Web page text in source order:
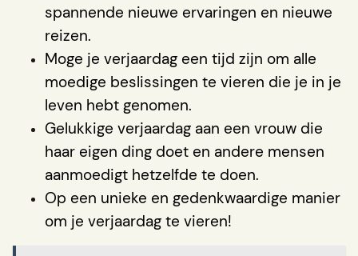
spannende nieuwe ervaringen en nieuwe
reizen.
Moge je verjaardag een tijd zijn om alle
moedige beslissingen te vieren die je in je
leven hebt genomen.
Gelukkige verjaardag aan een vrouw die
haar eigen ding doet en andere mensen
aanmoedigt hetzelfde te doen.
Op een unieke en gedenkwaardige manier
om je verjaardag te vieren!